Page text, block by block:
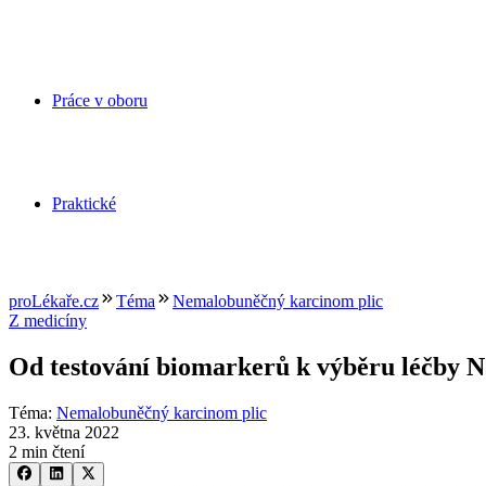
Práce v oboru
Praktické
proLékaře.cz Téma
Nemalobuněčný karcinom plic
Z medicíny
Od testování biomarkerů k výběru léčby
Téma: Nemalobuněčný karcinom plic
23. května 2022
2 min čtení